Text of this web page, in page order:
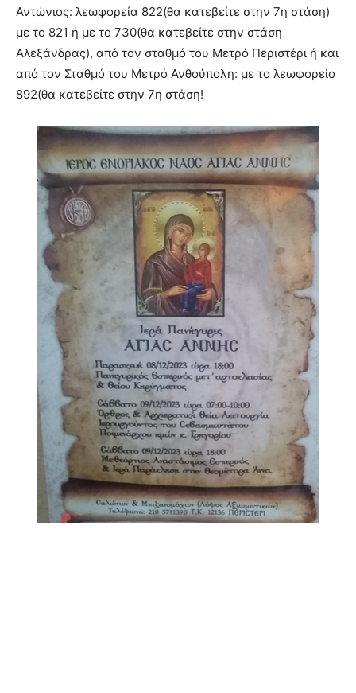
Αντώνιος: λεωφορεία 822(θα κατεβείτε στην 7η στάση)
με το 821 ή με το 730(θα κατεβείτε στην στάση
Αλεξάνδρας), από τον σταθμό του Μετρό Περιστέρι ή και
από τον Σταθμό του Μετρό Ανθούπολη: με το λεωφορείο
892(θα κατεβείτε στην 7η στάση!